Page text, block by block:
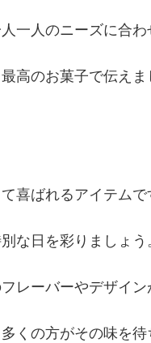
一人のニーズに合
高のお菓子で伝えま
喜ばれるアイテムで
な日を彩りましょう
レーバーやデザイン
くの方がその味を待